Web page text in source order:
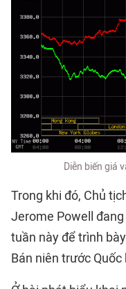
Diễn biến giá
Trong khi đó, Chủ
Jerome Powell
tuần này để trình
Bán niên trước Quốc